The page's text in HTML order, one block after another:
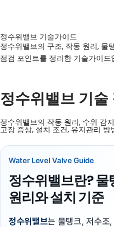
텐
츠
로
뛰
정수위밸브 기술가이드
정수위밸브의 구조, 작동 원리, 물
점검 포인트를 정리한 기술가이드
정수위밸브 기술
정수위밸브의 작동 원리, 수위 감
고장 증상, 설치 조건, 유지관리
Water Level Valve Guide
정수위밸브란? 물
원리와 설치 기준
정수위밸브는 물탱크, 저수조